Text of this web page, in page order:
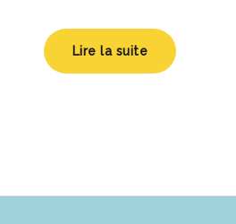
Lire la suite